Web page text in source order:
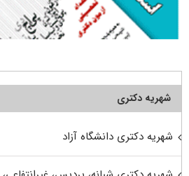
شهریه دکتری
شهریه دکتری دانشگاه آزاد